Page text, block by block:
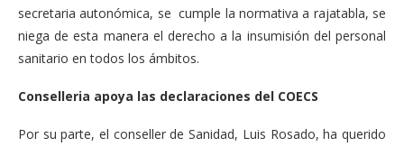
secretaria autonómica, se cumple la normativa a rajatabla, se
niega de esta manera el derecho a la insumisión del personal
sanitario en todos los ámbitos.
Conselleria apoya las declaraciones del COECS
Por su parte, el conseller de Sanidad, Luis Rosado, ha querido